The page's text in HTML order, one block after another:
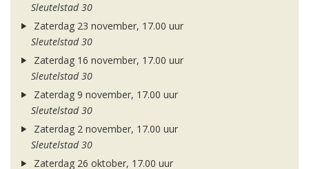
Sleutelstad 30
Zaterdag 23 november, 17.00 uur
Sleutelstad 30
Zaterdag 16 november, 17.00 uur
Sleutelstad 30
Zaterdag 9 november, 17.00 uur
Sleutelstad 30
Zaterdag 2 november, 17.00 uur
Sleutelstad 30
Zaterdag 26 oktober, 17.00 uur